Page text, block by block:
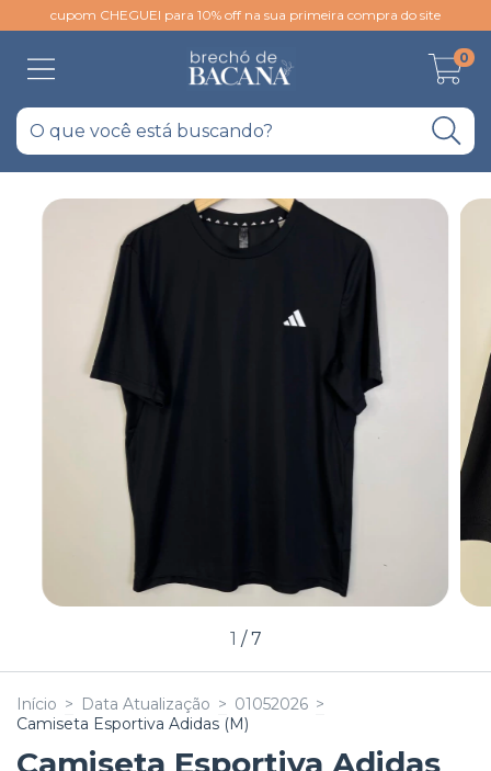
cupom CHEGUEI para 10% off na sua primeira compra do site
0
1 /7
Início > Data Atualização > 01052026 >
Camiseta Esportiva Adidas (M)
Camiseta Esportiva Adidas